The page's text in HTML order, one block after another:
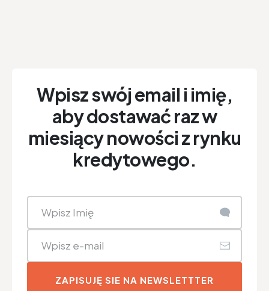
Wpisz swój email i imię,
aby dostawać raz w
miesiący nowości z rynku
kredytowego.
ZAPISUJĘ SIE NA NEWSLETTTER